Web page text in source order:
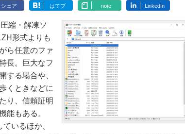
シェア はてブ note LinkedIn
縮・解凍ソ
形式よりも
ら任意のファ
長。巨大なフ
する場合や、
くときなどに
り、信頼証明
能もある。
いるほか、